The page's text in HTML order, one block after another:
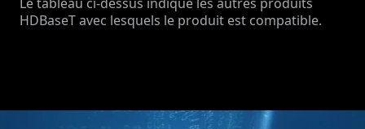
Le tableau ci-dessus indique les autres produits
HDBaseT avec lesquels le produit est compatible.